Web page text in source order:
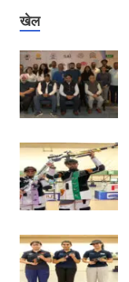
खेल